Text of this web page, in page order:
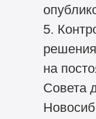
5.
на
Совета